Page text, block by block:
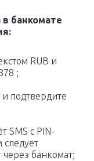
банкомате
RUB и
;
подтвердите
SMS с PIN-
через банкомат;